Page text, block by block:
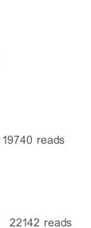
19740 reads
22142 reads